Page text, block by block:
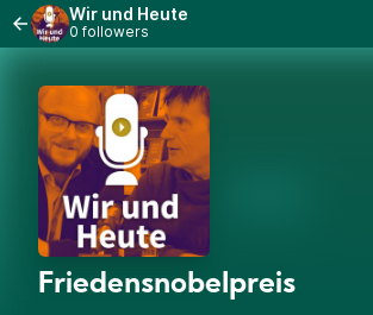
Wir und Heute
0 followers
Friedensnobelpreis